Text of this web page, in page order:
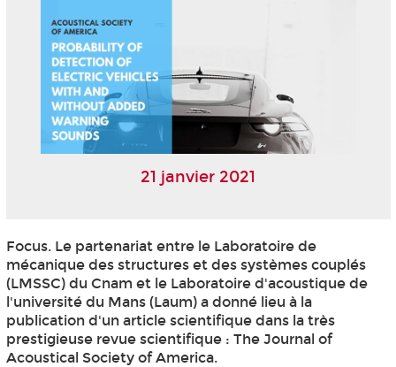
21 janvier 2021
Focus. Le partenariat entre le Laboratoire de
mécanique des structures et des systèmes couplés
(LMSSC) du Cnam et le Laboratoire d'acoustique de
l'université du Mans (Laum) a donné lieu à la
publication d'un article scientifique dans la très
prestigieuse revue scientifique : The Journal of
Acoustical Society of America.